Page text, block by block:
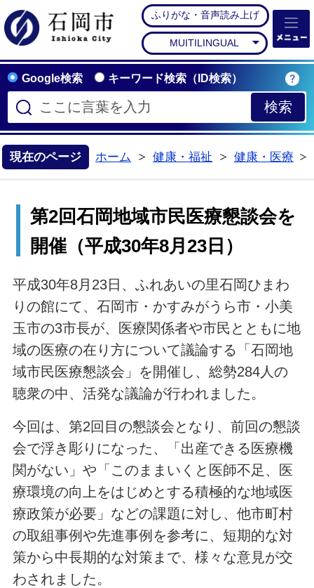
石岡市公式ホームペー
ふりがな・音声読み上げ
MUITILINGUAL
Google検索 キーワード検索（ID検索）
現在のページ ホーム
健康・福祉
健康・医療
第2回石岡地域市民医療懇談会を
開催（平成30年8月23日）
平成30年8月23日、ふれあいの里石岡ひまわ
りの館にて、石岡市・かすみがうら市・小美
玉市の3市長が、医療関係者や市民とともに地
域の医療の在り方について議論する「石岡地
域市民医療懇談会」を開催し、総勢284人の
聴衆の中、活発な議論が行われました。
今回は、第2回目の懇談会となり、前回の懇談
会で浮き彫りになった、「出産できる医療機
関がない」や「このままいくと医師不足、医
療環境の向上をはじめとする積極的な地域医
療政策が必要」などの課題に対し、他市町村
の取組事例や先進事例を参考に、短期的な対
策から中長期的な対策まで、様々な意見が交
わされました。